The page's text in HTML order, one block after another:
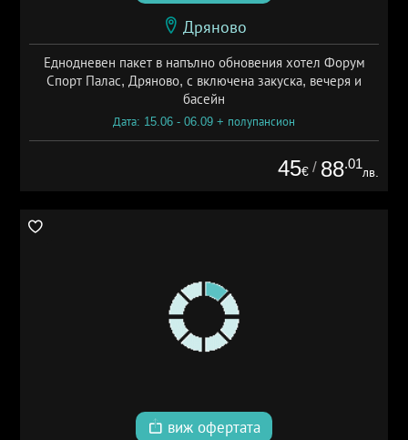
Дряново
Еднодневен пакет в напълно обновения хотел Форум
Спорт Палас, Дряново, с включена закуска, вечеря и
басейн
Дата: 15.06 - 06.09 + полупансион
45€ / 88.01
лв.
виж офертата